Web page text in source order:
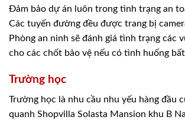
Đảm bảo dự án luôn trong tình trạng an
Các tuyến đường đều được trang bị
Phòng an ninh sẽ đánh giá tình trạng các
cho các chốt bảo vệ nếu có tình huống
Trường học
Trường học là nhu cầu nhu yếu hàng đầu
quanh Shopvilla Solasta Mansion khu B